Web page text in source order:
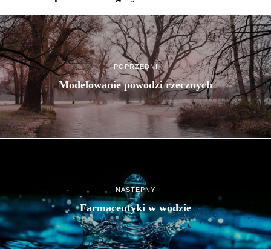
POPRZEDNI
Modelowanie powodzi rzecznych
NASTĘPNY
Farmaceutyki w wodzie